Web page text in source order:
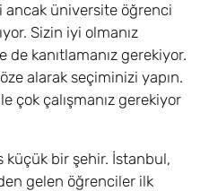
üniversite öğrenci
Sizin iyi olmanız
kanıtlamanız gerekiyor.
alarak seçiminizi yapın.
çok çalışmanız gerekiyor
küçük bir şehir. İstanbul,
gelen öğrenciler ilk